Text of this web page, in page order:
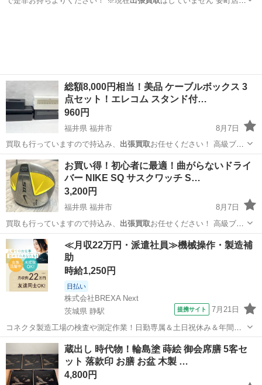
総額8,000円相当！美品 ケーブルボックス 3
点セット！エレコム スタンド付…
960円
福井県 福井市
8月7日
買取も行っていますので持込み、 出張買取お任せください！ 高級ブラ
ンドから…
福井 福井市 周辺機器
お買い得！初心者に最適！曲がらないドライ
バー NIKE SQ サスクワッチ S…
3,200円
福井県 福井市
8月7日
買取も行っていますので持込み、 出張買取お任せください！ 高級ブラ
ンドから…
福井 福井市 ゴルフ
≪月収22万円・派遣社員≫機械操作・製造補
助
時給1,250円
日払い
株式会社BREXA Next
茨城県 静駅
提携サイト 7月21日
コネクタ製造工場の検査や測定作業！日勤専属＆土日祝休み＆年間休
日128日★クリーンルーム内作業★マイカー通勤OK＆無料駐車場あり
★就業先食堂利用可！日払い制度あり！《茨城県常陸大宮市》 人気の
工場のお仕事 ◇コネクタ製造工...
茨城 常陸大宮市 静駅 その他
蔵出し 時代物！輪島塗 蒔絵 御会席膳 5客セ
ット 落款印 お膳 お盆 木製 …
4,800円